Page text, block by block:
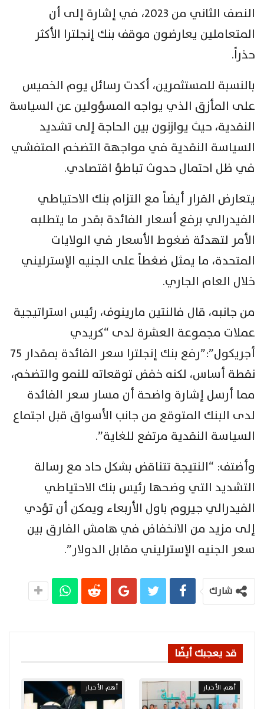
النصف الثاني من 2023، في إشارة إلى أن
المتعاملين يعارضون موقف بنك إنجلترا الأكثر
حذراً.
بالنسبة للمستثمرين، أكدت رسائل يوم الخميس
على المأزق الذي يواجه المسؤولين عن السياسة
النقدية، حيث يوازنون بين الحاجة إلى تشديد
السياسة النقدية في مواجهة التضخم المتفشي
في ظل احتمال حدوث تباطؤ اقتصادي.
يتعارض القرار أيضاً مع التزام بنك الاحتياطي
الفيدرالي برفع أسعار الفائدة بقدر ما يتطلبه
الأمر لتهدئة ضغوط الأسعار في الولايات
المتحدة، ما يمثل ضغطاً على الجنيه الإسترليني
خلال العام الجاري.
من جانبه، قال فالنتين مارينوف، رئيس استراتيجية
عملات مجموعة العشرة لدى “كريدي
أجريكول”:”رفع بنك إنجلترا سعر الفائدة بمقدار 75
نقطة أساس، لكنه خفض توقعاته للنمو والتضخم،
مما أرسل إشارة واضحة أن مسار سعر الفائدة
لدى البنك المتوقع من جانب الأسواق قبل اجتماع
السياسة النقدية مرتفع للغاية”.
وأضتف: “النتيجة تتناقض بشكل حاد مع رسالة
التشديد التي وضحها رئيس بنك الاحتياطي
الفيدرالي جيروم باول الأربعاء ويمكن أن تؤدي
إلى مزيد من الانخفاض في هامش الفارق بين
سعر الجنيه الإسترليني مقابل الدولار”.
شارك
قد يعجبك أيضًا
أهم الأخبار أهم الأخبار